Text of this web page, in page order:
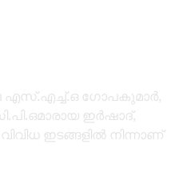
എസ്.എച്ച്.ഒ ഗോപകുമാർ,
ഇർഷാദ്,
ഇടങ്ങളിൽ നിന്നാണ്